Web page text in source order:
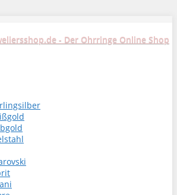
- Der Ohrringe Online Shop